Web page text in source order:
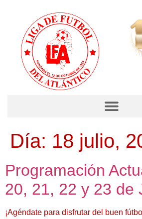
Día: 18 julio,
Programación
20, 21, 22 y 23 de
¡Agéndate para disfrutar del buen